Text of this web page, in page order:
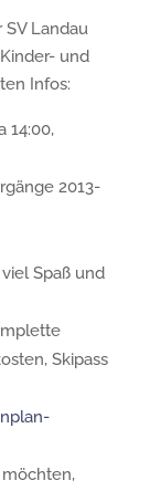
Landau
und
Infos:
14:00,
2013-
Spaß und
Skipass
möchten,